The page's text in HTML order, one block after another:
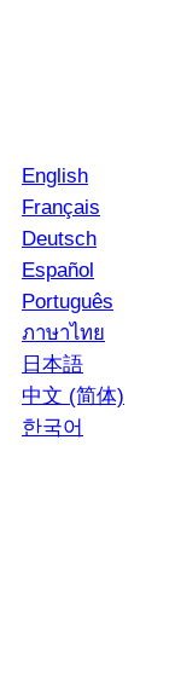
English
Français
Deutsch
Español
Português
ภาษาไทย
日本語
中文 (简体)
한국어